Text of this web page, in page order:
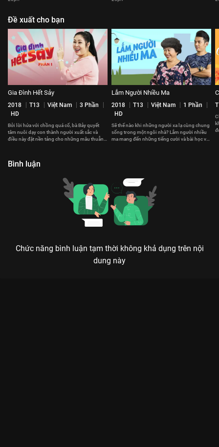
Đề xuất cho bạn
Gia Đình Hết Sảy
2018 T13 Việt Nam
3 Phần
HD
Bởi lời hứa với chồng quá cố, bà Bảy quyết
tâm nuôi dạy con thành người xuất sắc và
điều này đặt nền tảng cho những mâu thuẫn
Lắm Người Nhiều Ma
2018 T13 Việt Nam
1 Phần
HD
Sẽ thế nào khi những người xa lạ cùng chung
sống trong một ngôi nhà? Lắm người nhiều
ma mang đến những tiếng cười và bài học về
Bình luận
Chức năng bình luận tạm thời không khả dụng trên nội
dung này